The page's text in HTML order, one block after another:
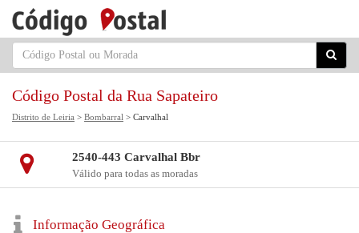
Código Postal da Rua Sapateiro
Distrito de Leiria > Bombarral > Carvalhal
2540-443 Carvalhal Bbr
Válido para todas as moradas
Informação Geográfica